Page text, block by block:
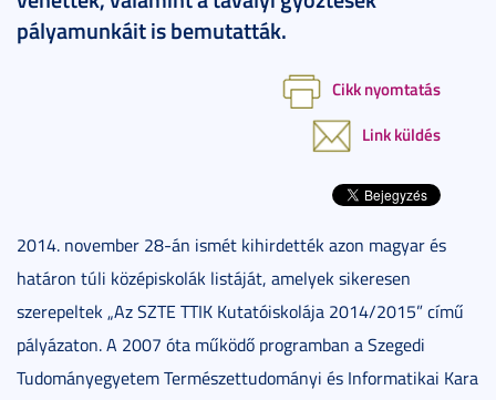
pályamunkáit is bemutatták.
Cikk nyomtatás
Link küldés
2014. november 28-án ismét kihirdették azon magyar és
határon túli középiskolák listáját, amelyek sikeresen
szerepeltek „Az SZTE TTIK Kutatóiskolája 2014/2015” című
pályázaton. A 2007 óta működő programban a Szegedi
Tudományegyetem Természettudományi és Informatikai Kara